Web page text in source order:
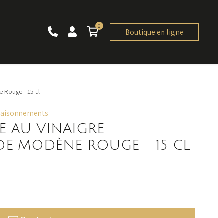
0
0 article Boutique en ligne
Rouge - 15 cl
AU VINAIGRE
MODÈNE ROUGE - 15 CL